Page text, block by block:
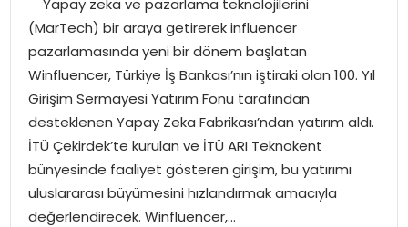
SAĞLIK
MAGAZIN
YAŞAM
(MarTech) bir araya getirerek influencer
pazarlamasında yeni bir dönem başlatan
Winfluencer, Türkiye İş Bankası’nın iştiraki olan 100. Yıl
Girişim Sermayesi Yatırım Fonu tarafından
desteklenen Yapay Zeka Fabrikası’ndan yatırım aldı.
İTÜ Çekirdek’te kurulan ve İTÜ ARI Teknokent
bünyesinde faaliyet gösteren girişim, bu yatırımı
uluslararası büyümesini hızlandırmak amacıyla
değerlendirecek. Winfluencer,…